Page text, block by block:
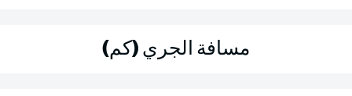
مسافة الجري (كم)